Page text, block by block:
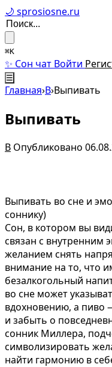
🌙 sprosiosne.ru
⌘K
✨ Сон чат Войти
☰
Главная›В›Выпивать
Выпивать
В Опубликовано
Выпивать во сне и
соннику)
Сон, в котором вы
связан с внутренним
желанием снять
внимание на то, что
безалкогольный
во сне может
вдохновению, а пиво
и забыть о
сонник Миллера,
символизировать
найти гармонию в